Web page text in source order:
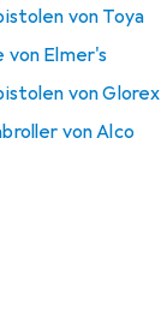
von Toya
Elmer's
von Glorex
von Alco